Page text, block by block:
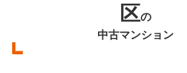
区の
中古マンション